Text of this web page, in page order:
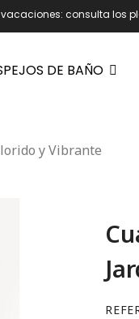
consulta los
DE BAÑO
y Vibrante